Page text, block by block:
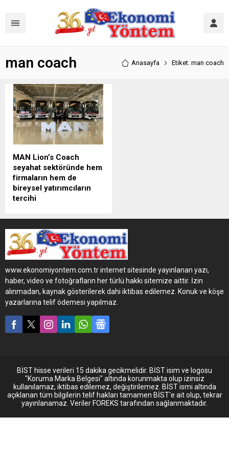
man coach Anasayfa Etiket: man coach
MAN Lion’s Coach
seyahat sektöründe hem
firmaların hem de
bireysel yatırımcıların
tercihi
lider firmaların gözdesi
ödüllü MAN Lion’s Coach
teslimatlarına hız kesmeden
devam ediyor. 2023 araç
yatırımlarında MAN’ı tercih
eden firma ve bireysel
yatırımcılara toplamda 9
adet, Sustainable Bus
Award (Sby Award) 2022-
Lion’s Coach teslimatı
yapıldı. Bu kapsamda
www.ekonomiyontem.com.tr internet sitesinde yayınlanan yazı,
haber, video ve fotoğrafların her türlü hakkı sitemize aittir. İzin
alınmadan, kaynak gösterilerek dahi iktibas edilemez. Konuk ve köşe
yazarlarına telif ödemesi yapılmaz.
BİST hisse verileri 15 dakika gecikmelidir. BİST isim ve logosu
"Koruma Marka Belgesi" altında korunmakta olup izinsiz
kullanılamaz, iktibas edilemez, değiştirilemez. BİST ismi altında
açıklanan tüm bilgilerin telif hakları tamamen BİST'e ait olup, tekrar
yayınlanamaz. Veriler FOREKS tarafından sağlanmaktadır.